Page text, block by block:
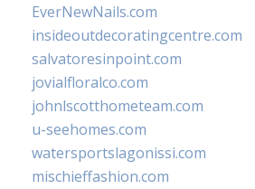
EverNewNails.com
insideoutdecoratingcentre.com
salvatoresinpoint.com
jovialfloralco.com
johnlscotthometeam.com
u-seehomes.com
watersportslagonissi.com
mischieffashion.com